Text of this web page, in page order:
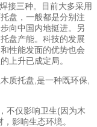
接三种。目前大多采用
盘，一般都是分别注
向中国内地挺进。另
盘产能。科技的发展
性能发面的优势也会
上升已成定局。
质托盘,是一种既环保,
不仅影响卫生(因为木
影响生态环境。